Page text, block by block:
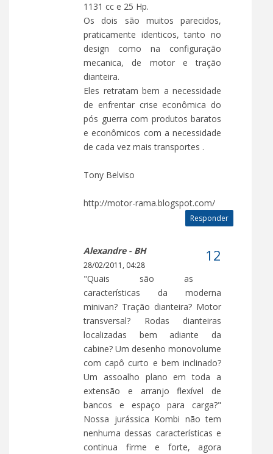
1131 cc e 25 Hp.
Os dois são muitos parecidos,
praticamente identicos, tanto no
design como na configuração
mecanica, de motor e tração
dianteira.
Eles retratam bem a necessidade
de enfrentar crise econômica do
pós guerra com produtos baratos
e econômicos com a necessidade
de cada vez mais transportes .
Tony Belviso
http://motor-rama.blogspot.com/
Responder
Alexandre - BH
28/02/2011, 04:28
"Quais são as
características da moderna
minivan? Tração dianteira? Motor
transversal? Rodas dianteiras
localizadas bem adiante da
cabine? Um desenho monovolume
com capô curto e bem inclinado?
Um assoalho plano em toda a
extensão e arranjo flexível de
bancos e espaço para carga?"
Nossa jurássica Kombi não tem
nenhuma dessas características e
continua firme e forte, agora